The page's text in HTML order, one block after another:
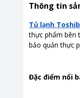
Khoảng giá
Thông tin
Tủ lạnh
thực phẩm bên
bảo quản thực
Đặc điểm nổi